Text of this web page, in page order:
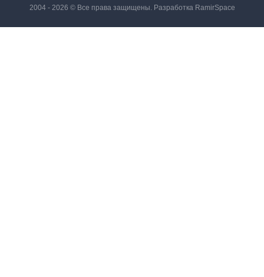
2004 - 2026 © Все права защищены. Разработка RamirSpace